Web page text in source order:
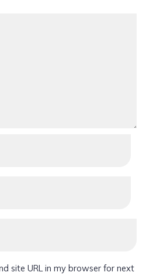
site URL in my browser for next